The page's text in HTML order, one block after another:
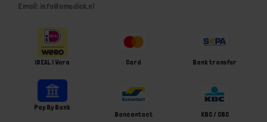
Email: info@omedick.nl
iDEAL | Wero Card Bank transfer
Pay By Bank
Bancontact
KBC / CBC